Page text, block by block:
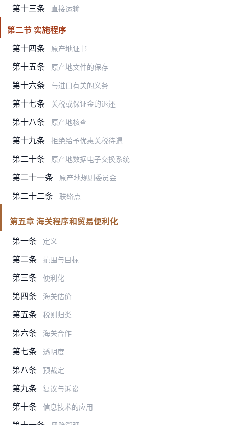
第十三条 直接运输
第二节 实施程序
第十四条
原产地证书
第十五条 原产地文件的保存
第十六条 与进口有关的义务
第十七条 关税或保证金的退还
第十八条 原产地核查
第十九条 拒绝给予优惠关税待遇
第二十条 原产地数据电子交换系统
第二十一条 原产地规则委员会
第二十二条 联络点
第五章 海关程序和贸易便利化
第一条
定义
第二条 范围与目标
第三条 便利化
第四条 海关估价
第五条 税则归类
第六条 海关合作
第七条 透明度
第八条 预裁定
第九条 复议与诉讼
第十条 信息技术的应用